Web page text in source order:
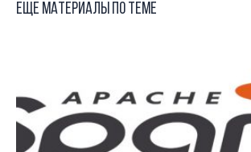
Еще материалы по теме